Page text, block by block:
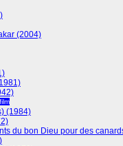
(2004)
(1984)
du bon Dieu pour des